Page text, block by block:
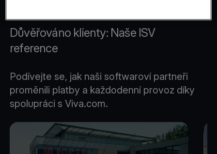
Důvěřováno klienty: Naše ISV
reference
Podívejte se, jak naši softwaroví partneři
proměnili platby a každodenní provoz díky
spolupráci s Viva.com.